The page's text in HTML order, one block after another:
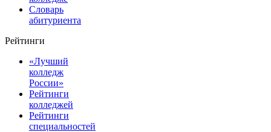
Словарь
абитуриента
Рейтинги
«Лучший
колледж
России»
Рейтинги
колледжей
Рейтинги
специальностей